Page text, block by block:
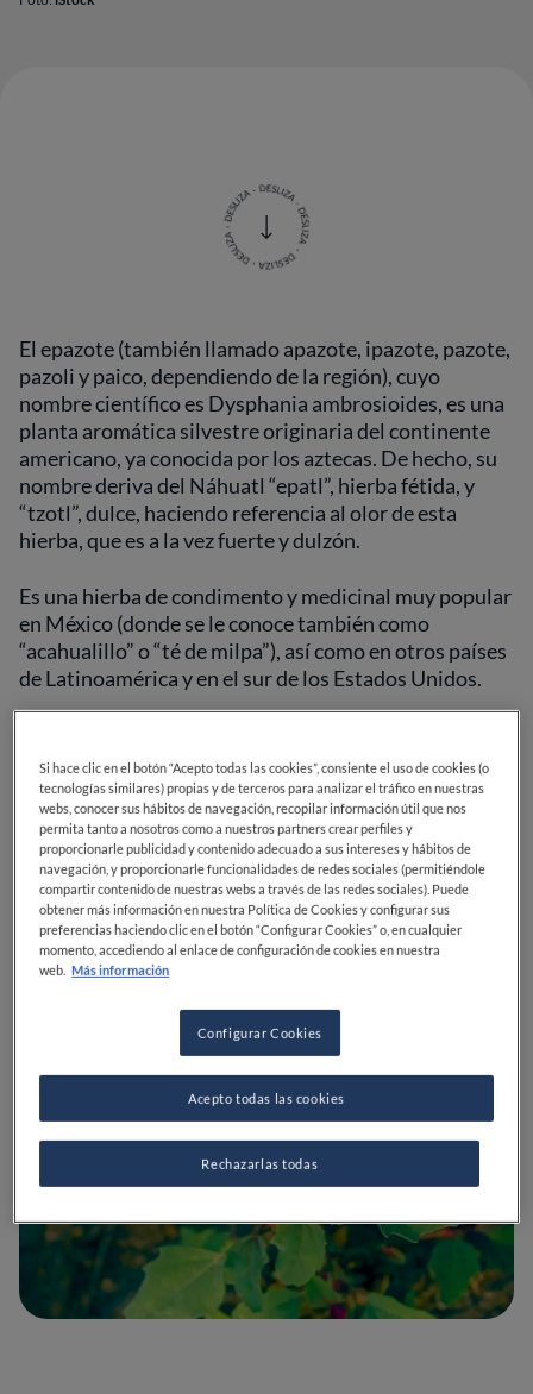
El epazote (también llamado apazote, ipazote, pazote,
pazoli y paico, dependiendo de la región), cuyo
nombre científico es Dysphania ambrosioides, es una
planta aromática silvestre originaria del continente
americano, ya conocida por los aztecas. De hecho, su
nombre deriva del Náhuatl “epatl”, hierba fétida, y
“tzotl”, dulce, haciendo referencia al olor de esta
hierba, que es a la vez fuerte y dulzón.
Es una hierba de condimento y medicinal muy popular
en México (donde se le conoce también como
“acahualillo” o “té de milpa”), así como en otros países
de Latinoamérica y en el sur de los Estados Unidos.
es un tipo dequelite,palabra que a su vez procede del
término náhuatl “quilitl”, que significa verdura o
planta tierna comestible. Existen cerca de 500
especies de quelites, tratándose, en su mayoría, de
hierbas silvestres.
Si hace clic en el botón “Acepto todas las cookies”, consiente el uso de cookies (o
tecnologías similares) propias y de terceros para analizar el tráfico en nuestras
webs, conocer sus hábitos de navegación, recopilar información útil que nos
permita tanto a nosotros como a nuestros partners crear perfiles y
proporcionarle publicidad y contenido adecuado a sus intereses y hábitos de
navegación, y proporcionarle funcionalidades de redes sociales (permitiéndole
compartir contenido de nuestras webs a través de las redes sociales). Puede
obtener más información en nuestra Política de Cookies y configurar sus
preferencias haciendo clic en el botón “Configurar Cookies” o, en cualquier
momento, accediendo al enlace de configuración de cookies en nuestra
web. Más información
Configurar Cookies
Rechazarlas todas
Acepto todas las cookies